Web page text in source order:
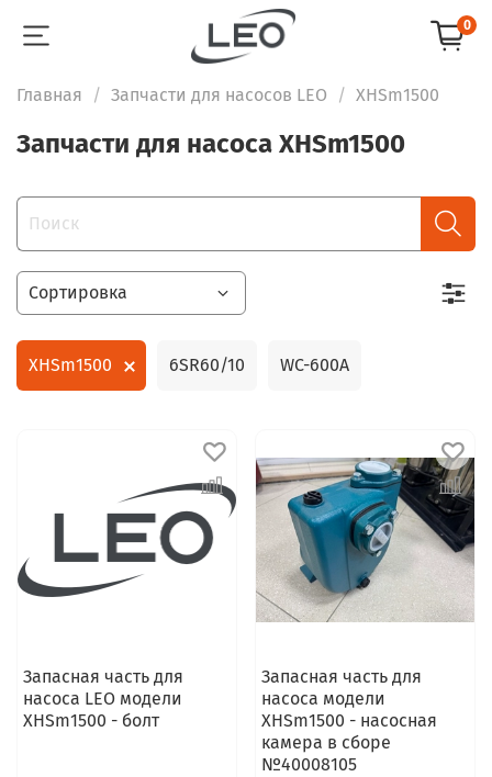
0
Главная Запчасти для насосов LEO XHSm1500
Запчасти для насоса XHSm1500
XHSm1500 6SR60/10 WC-600A
Запасная часть для
насоса LEO модели
XHSm1500 - болт
Запасная часть для
насоса модели
XHSm1500 - насосная
камера в сборе
№40008105